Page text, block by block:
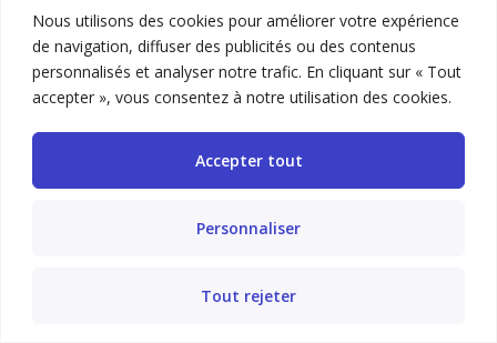
Nous utilisons des cookies pour améliorer votre expérience
de navigation, diffuser des publicités ou des contenus
personnalisés et analyser notre trafic. En cliquant sur « Tout
accepter », vous consentez à notre utilisation des cookies.
Personnaliser
Tout rejeter
Accepter tout
Mot de passe oublié ?
Vous n’avez pas de compte ? Inscrivez-vous